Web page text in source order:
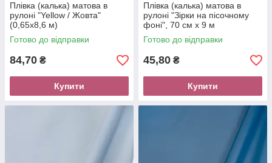
Плівка (калька) матова в
рулоні "Yellow / Жовта"
(0,65х8,6 м)
Готово до відправки
84,70 ₴
Купити
Плівка (калька) матова в
рулоні "Зірки на пісочному
фоні", 70 см х 9 м
Готово до відправки
45,80 ₴
Купити